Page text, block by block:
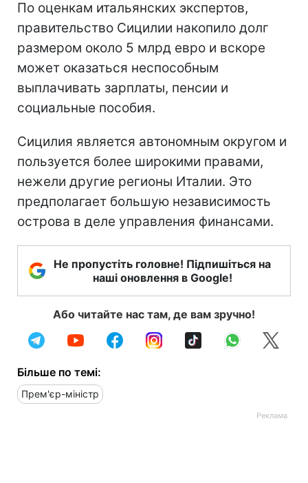
По оценкам итальянских экспертов,
правительство Сицилии накопило долг
размером около 5 млрд евро и вскоре
может оказаться неспособным
выплачивать зарплаты, пенсии и
социальные пособия.
Сицилия является автономным округом и
пользуется более широкими правами,
нежели другие регионы Италии. Это
предполагает большую независимость
острова в деле управления финансами.
Не пропустіть головне! Підпишіться на
наші оновлення в Google!
Або читайте нас там, де вам зручно!
Більше по темі:
Прем'єр-міністр